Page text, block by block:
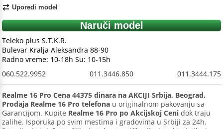
Uporedi model
Naruči model
Teleko plus S.T.K.R.
Bulevar Kralja Aleksandra 88-90
Radno vreme: 10-18h Su: 10-15h
060.522.9952
011.3446.850 011.3444.175
Realme 16 Pro Cena 44375 dinara na AKCIJI Srbija, Beograd.
Prodaja Realme 16 Pro telefona u originalnom pakovanju sa
Garancijom. Kupite Realme 16 Pro po Akcijskoj Ceni dok traju
zalihe. Isporuka po svim mestima i gradovima u Srbiji za 24h.